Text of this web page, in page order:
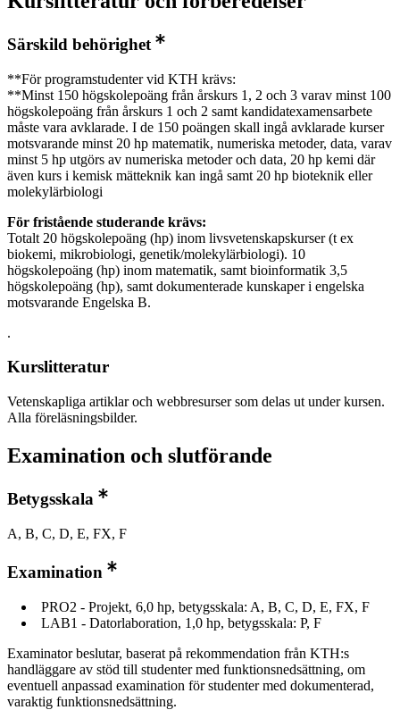
Särskild behörighet
**För programstudenter vid KTH krävs:
**Minst 150 högskolepoäng från årskurs 1, 2 och 3 varav minst 100
högskolepoäng från årskurs 1 och 2 samt kandidatexamensarbete
måste vara avklarade. I de 150 poängen skall ingå avklarade kurser
motsvarande minst 20 hp matematik, numeriska metoder, data, varav
minst 5 hp utgörs av numeriska metoder och data, 20 hp kemi där
även kurs i kemisk mätteknik kan ingå samt 20 hp bioteknik eller
molekylärbiologi
För fristående studerande krävs:
Totalt 20 högskolepoäng (hp) inom livsvetenskapskurser (t ex
biokemi, mikrobiologi, genetik/molekylärbiologi). 10
högskolepoäng (hp) inom matematik, samt bioinformatik 3,5
högskolepoäng (hp), samt dokumenterade kunskaper i engelska
motsvarande Engelska B.
.
Kurslitteratur
Vetenskapliga artiklar och webbresurser som delas ut under kursen.
Alla föreläsningsbilder.
Examination och slutförande
Betygsskala
A, B, C, D, E, FX, F
Examination
PRO2 - Projekt, 6,0 hp, betygsskala: A, B, C, D, E, FX, F
LAB1 - Datorlaboration, 1,0 hp, betygsskala: P, F
Examinator beslutar, baserat på rekommendation från KTH:s
handläggare av stöd till studenter med funktionsnedsättning, om
eventuell anpassad examination för studenter med dokumenterad,
varaktig funktionsnedsättning.